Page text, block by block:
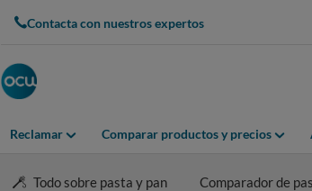
Contacta con nuestros expertos
Reclamar Comparar productos y precios
Todo sobre pasta y pan Comparador de